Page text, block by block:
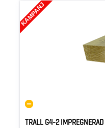
KAMPANJ
TRALL G4-2